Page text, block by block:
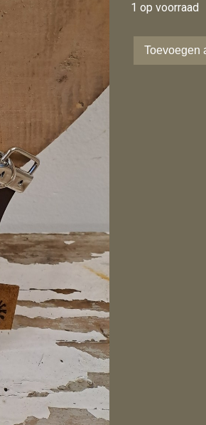
1 op voorraad
Portemonnee
Toevoegen